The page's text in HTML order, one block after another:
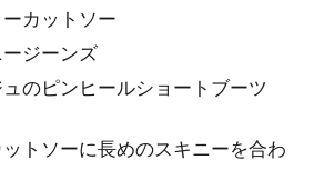
カットソー
ジーンズ
のピンヒールショートブーツ
トソーに長めのスキニーを合わ